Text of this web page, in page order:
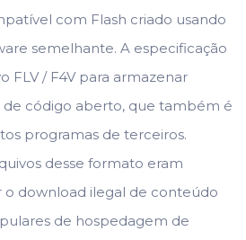
com Flash criado usando
semelhante. A especificação
FLV / F4V para armazenar
código aberto, que também é
programas de terceiros.
desse formato eram
o download ilegal de conteúdo
de hospedagem de